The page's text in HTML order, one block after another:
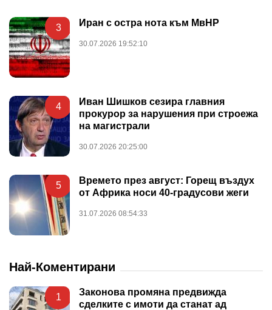
3 Иран с остра нота към МвНР
30.07.2026 19:52:10
4
Иван Шишков сезира главния
прокурор за нарушения при строежа
на магистрали
30.07.2026 20:25:00
5
Времето през август: Горещ въздух
от Африка носи 40-градусови жеги
31.07.2026 08:54:33
Най-Коментирани
1
Законова промяна предвижда
сделките с имоти да станат ад